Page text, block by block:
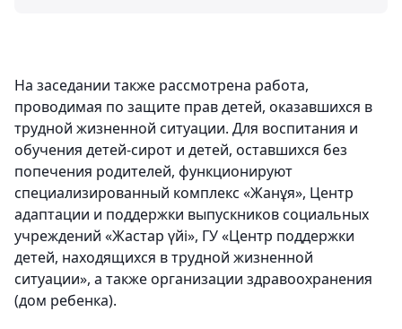
​На заседании также рассмотрена работа,
проводимая по защите прав детей, оказавшихся в
трудной жизненной ситуации. Для воспитания и
обучения детей-сирот и детей, оставшихся без
попечения родителей, функционируют
специализированный комплекс «Жанұя», Центр
адаптации и поддержки выпускников социальных
учреждений «Жастар үйі», ГУ «Центр поддержки
детей, находящихся в трудной жизненной
ситуации», а также организации здравоохранения
(дом ребенка).